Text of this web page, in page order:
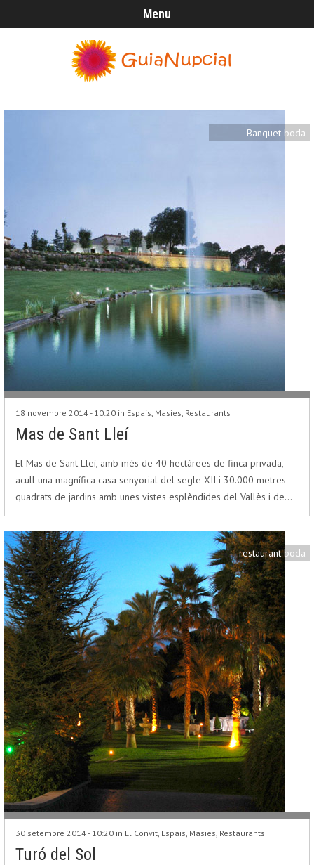
Menu
Banquet boda
18 novembre 2014 - 10:20 in Espais, Masies, Restaurants
Mas de Sant Lleí
El Mas de Sant Lleí, amb més de 40 hectàrees de finca privada,
acull una magnífica casa senyorial del segle XII i 30.000 metres
quadrats de jardins amb unes vistes esplèndides del Vallès i de…
restaurant boda
30 setembre 2014 - 10:20 in El Convit, Espais, Masies, Restaurants
Turó del Sol